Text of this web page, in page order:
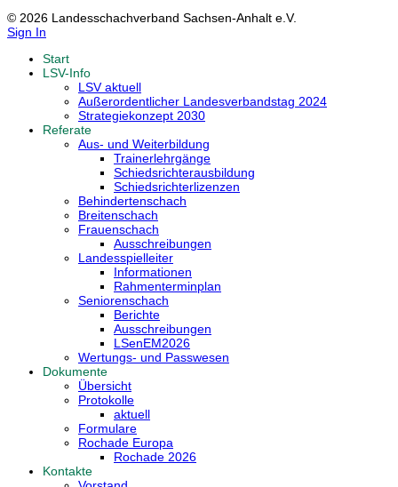
© 2026 Landesschachverband Sachsen-Anhalt e.V.
Sign In
Start
LSV-Info
LSV aktuell
Außerordentlicher Landesverbandstag 2024
Strategiekonzept 2030
Referate
Aus- und Weiterbildung
Trainerlehrgänge
Schiedsrichterausbildung
Schiedsrichterlizenzen
Behindertenschach
Breitenschach
Frauenschach
Ausschreibungen
Landesspielleiter
Informationen
Rahmenterminplan
Seniorenschach
Berichte
Ausschreibungen
LSenEM2026
Wertungs- und Passwesen
Dokumente
Übersicht
Protokolle
aktuell
Formulare
Rochade Europa
Rochade 2026
Kontakte